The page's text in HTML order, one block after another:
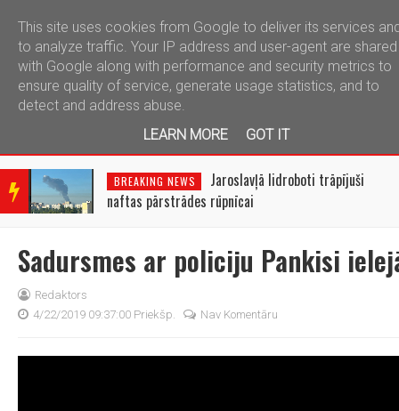
telegram
BRE
AKIN
NEW
BREAKING NEWS
Jaroslavļā lidroboti trāpījuši
naftas pārstrādes rūpnīcai
Sadursmes ar policiju Pankisi
Redaktors
4/22/2019 09:37:00 Priekšp.
Nav Komentāru
This site uses cookies from Google to deliver its services
to analyze traffic. Your IP address and user-agent are shared
with Google along with performance and security metrics to
ensure quality of service, generate usage statistics, and to
detect and address abuse.
LEARN MORE
GOT IT